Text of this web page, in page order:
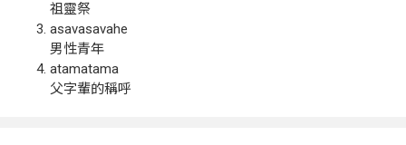
祖靈祭
asavasavahe
男性青年
atamatama
父字輩的稱呼